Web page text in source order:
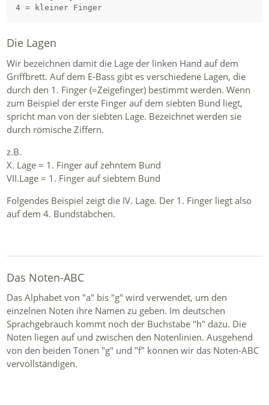
Die Lagen
Wir bezeichnen damit die Lage der linken Hand auf dem
Griffbrett. Auf dem E-Bass gibt es verschiedene Lagen, die
durch den 1. Finger (=Zeigefinger) bestimmt werden. Wenn
zum Beispiel der erste Finger auf dem siebten Bund liegt,
spricht man von der siebten Lage. Bezeichnet werden sie
durch römische Ziffern.
z.B.
X. Lage = 1. Finger auf zehntem Bund
VII.Lage = 1. Finger auf siebtem Bund
Folgendes Beispiel zeigt die IV. Lage. Der 1. Finger liegt also
auf dem 4. Bundstäbchen.
Das Noten-ABC
Das Alphabet von "a" bis "g" wird verwendet, um den
einzelnen Noten ihre Namen zu geben. Im deutschen
Sprachgebrauch kommt noch der Buchstabe "h" dazu. Die
Noten liegen auf und zwischen den Notenlinien. Ausgehend
von den beiden Tönen "g" und "f" können wir das Noten-ABC
vervollständigen.